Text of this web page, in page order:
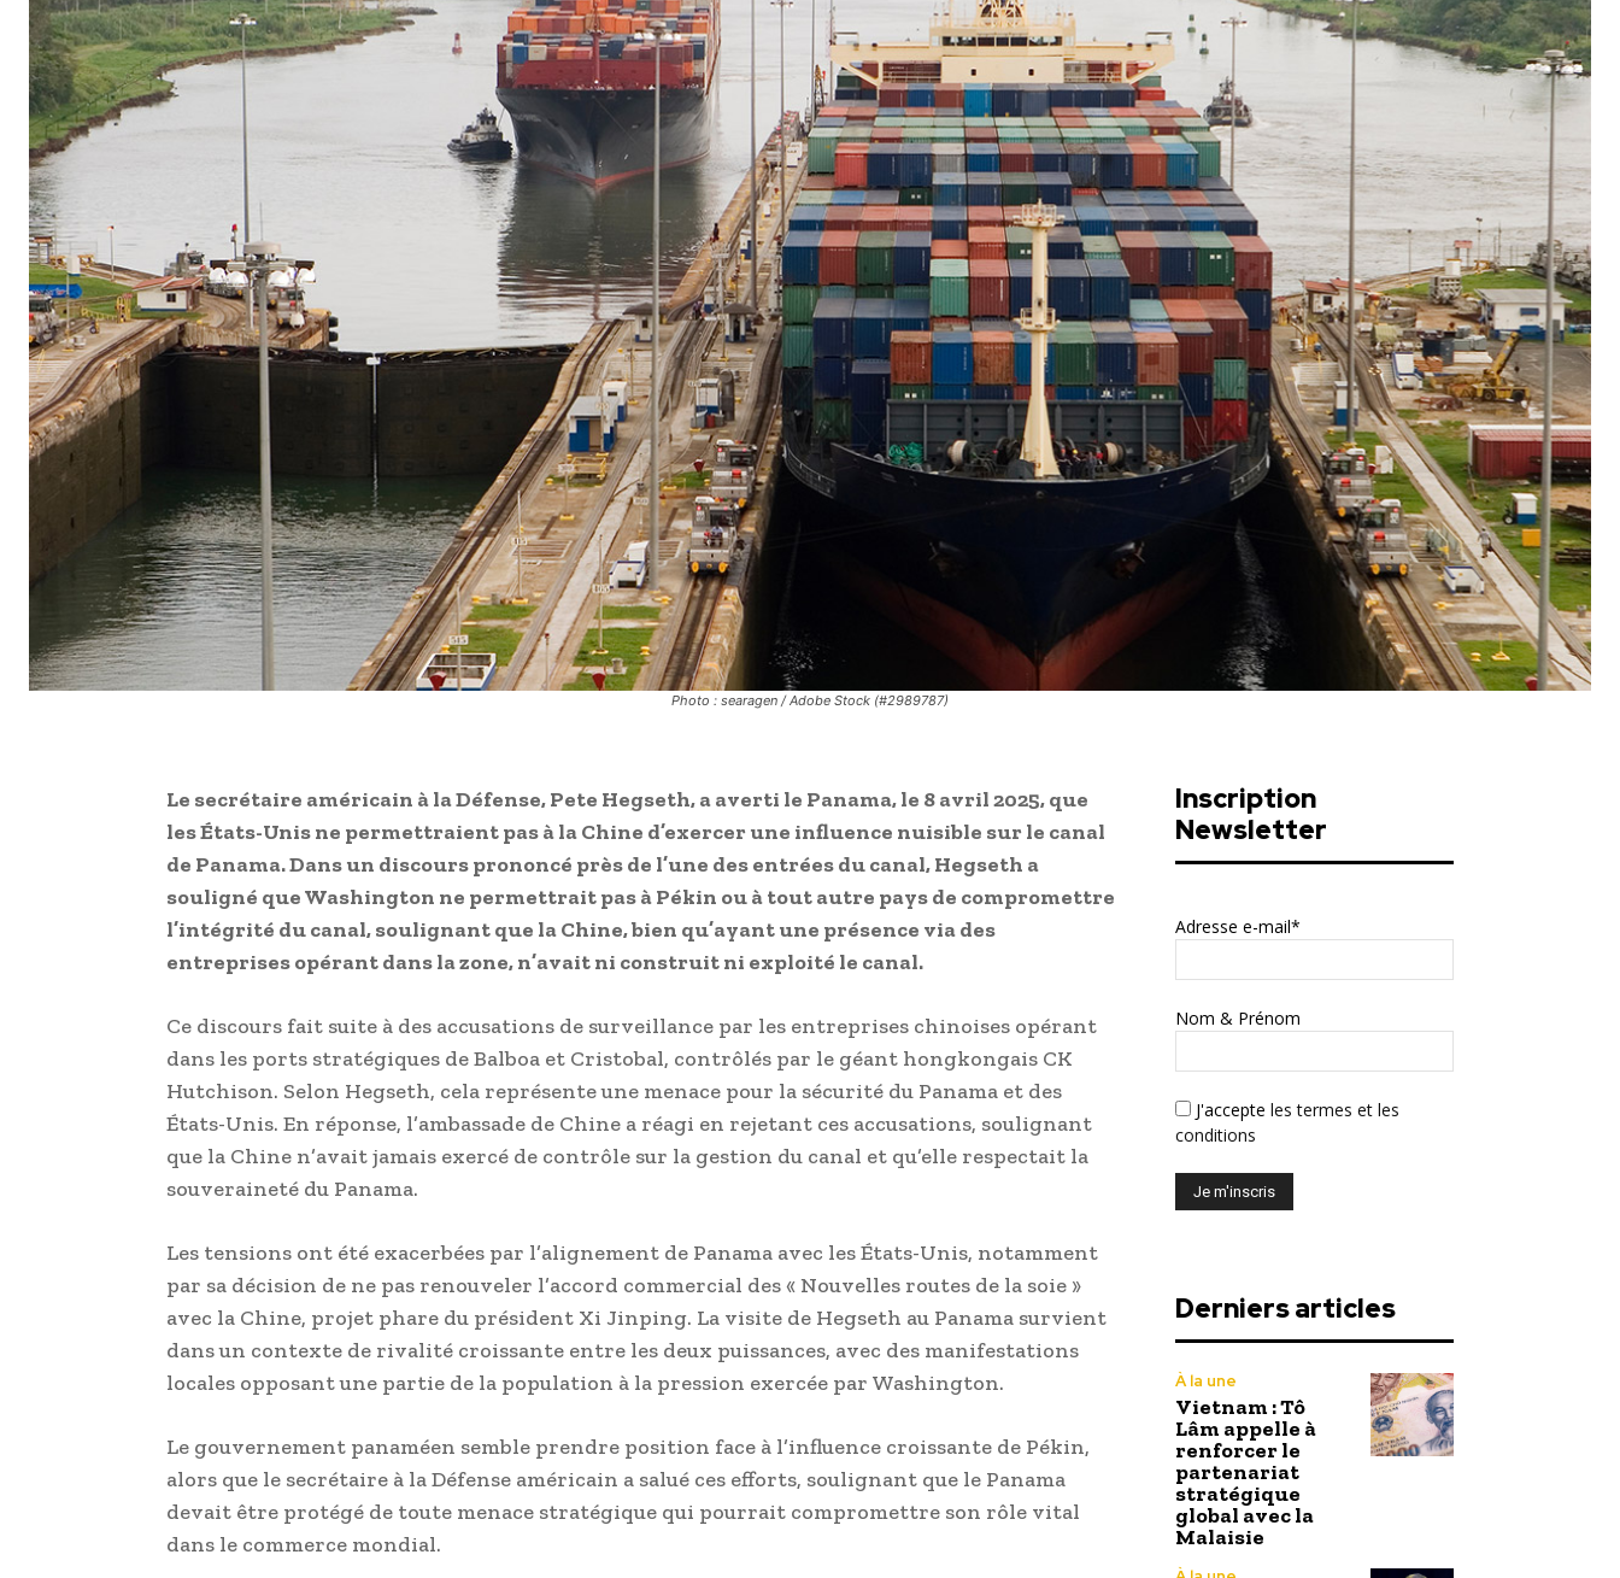
Photo : searagen / Adobe Stock (#2989787)
Le secrétaire américain à la Défense, Pete Hegseth, a averti le Panama, le 8 avril 2025, que
les États-Unis ne permettraient pas à la Chine d’exercer une influence nuisible sur le canal
de Panama. Dans un discours prononcé près de l’une des entrées du canal, Hegseth a
souligné que Washington ne permettrait pas à Pékin ou à tout autre pays de compromettre
l’intégrité du canal, soulignant que la Chine, bien qu’ayant une présence via des
entreprises opérant dans la zone, n’avait ni construit ni exploité le canal.
Ce discours fait suite à des accusations de surveillance par les entreprises chinoises opérant
dans les ports stratégiques de Balboa et Cristobal, contrôlés par le géant hongkongais CK
Hutchison. Selon Hegseth, cela représente une menace pour la sécurité du Panama et des
États-Unis. En réponse, l’ambassade de Chine a réagi en rejetant ces accusations, soulignant
que la Chine n’avait jamais exercé de contrôle sur la gestion du canal et qu’elle respectait la
souveraineté du Panama.
Les tensions ont été exacerbées par l’alignement de Panama avec les États-Unis, notamment
par sa décision de ne pas renouveler l’accord commercial des « Nouvelles routes de la soie »
avec la Chine, projet phare du président Xi Jinping. La visite de Hegseth au Panama survient
dans un contexte de rivalité croissante entre les deux puissances, avec des manifestations
locales opposant une partie de la population à la pression exercée par Washington.
Le gouvernement panaméen semble prendre position face à l’influence croissante de Pékin,
alors que le secrétaire à la Défense américain a salué ces efforts, soulignant que le Panama
devait être protégé de toute menace stratégique qui pourrait compromettre son rôle vital
dans le commerce mondial.
Inscription
Newsletter
Adresse e-mail*
Nom & Prénom
J'accepte les termes et les
conditions
Derniers articles
À la une
Vietnam : Tô
Lâm appelle à
renforcer le
partenariat
stratégique
global avec la
Malaisie